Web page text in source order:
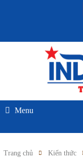
Menu
Trang chủ Kiến thức